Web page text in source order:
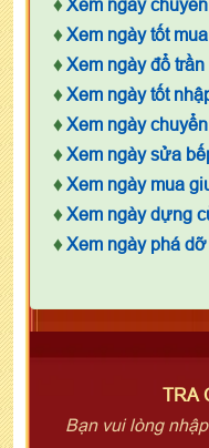
♦ Xem ngày
♦ Xem ngày tốt
♦ Xem ngày đổ
♦ Xem ngày tốt
♦ Xem ngày
♦ Xem ngày sửa
♦ Xem ngày mua
♦ Xem ngày dựng
♦ Xem ngày phá
TRA
Bạn vui lòng